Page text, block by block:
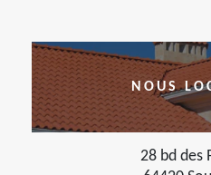
NOUS
28 bd des